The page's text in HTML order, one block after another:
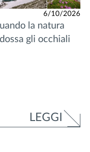
6/10/2026
la natura
gli occhiali
LEGGI